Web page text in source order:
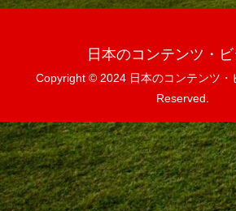
日本のコンテンツ・
Copyright © 2024 日本のコンテンツ・
Reserved.